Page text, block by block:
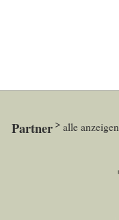
Partner alle anzeigen